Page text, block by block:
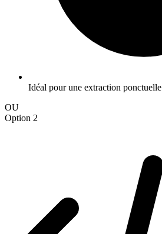
Idéal pour une extraction ponctuelle
OU
Option 2